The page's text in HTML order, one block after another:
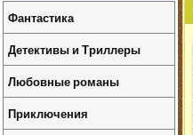
Фантастика
Детективы и Триллеры
Любовные романы
Приключения